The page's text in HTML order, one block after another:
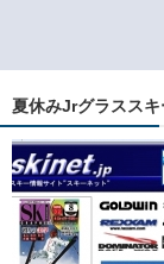
夏休みJrグラスス